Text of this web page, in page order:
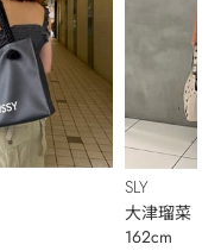
SLY
大津瑠菜
162cm